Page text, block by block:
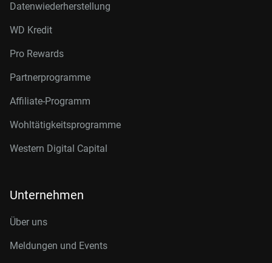
Datenwiederherstellung
WD Kredit
Pro Rewards
Partnerprogramme
Affiliate-Programm
Wohltätigkeitsprogramme
Western Digital Capital
Unternehmen
Über uns
Meldungen und Events